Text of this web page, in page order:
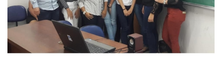
LICENCIATURAS
TECNOLÓGICOS